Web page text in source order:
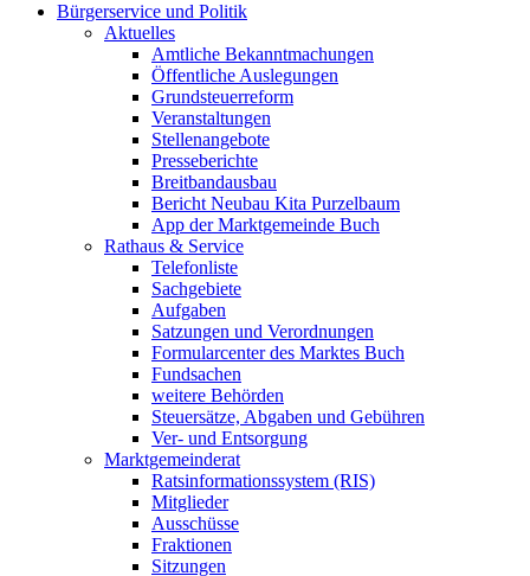
Bürgerservice und Politik
Aktuelles
Amtliche Bekanntmachungen
Öffentliche Auslegungen
Grundsteuerreform
Veranstaltungen
Stellenangebote
Presseberichte
Breitbandausbau
Bericht Neubau Kita Purzelbaum
App der Marktgemeinde Buch
Rathaus & Service
Telefonliste
Sachgebiete
Aufgaben
Satzungen und Verordnungen
Formularcenter des Marktes Buch
Fundsachen
weitere Behörden
Steuersätze, Abgaben und Gebühren
Ver- und Entsorgung
Marktgemeinderat
Ratsinformationssystem (RIS)
Mitglieder
Ausschüsse
Fraktionen
Sitzungen